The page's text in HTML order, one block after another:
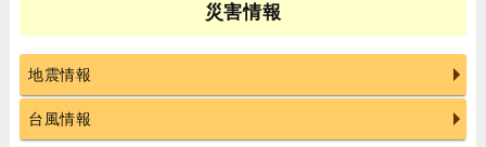
災害情報
地震情報
台風情報